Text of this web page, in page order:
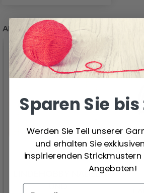
ANDERE KAUFTEN AUCH
LINDEHOBBY NADEL-
UND
Sparen Sie bis
Werden Sie Teil unserer
und erhalten Sie
inspirierenden Strickmustern
Angeboten!